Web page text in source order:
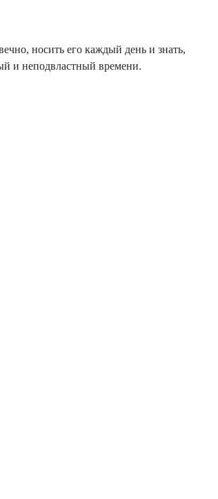
носить его каждый день и знать,
и неподвластный времени.